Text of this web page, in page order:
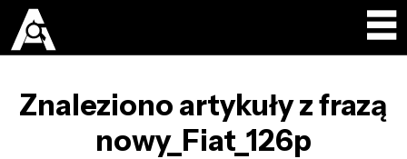
Znaleziono artykuły z frazą
nowy_Fiat_126p